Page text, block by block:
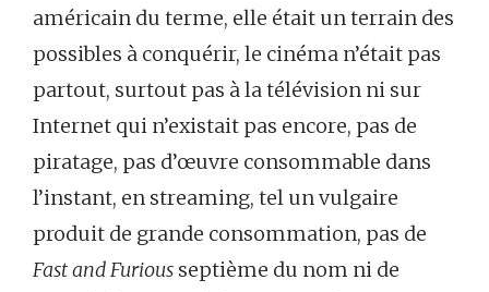
américain du terme, elle était un terrain des
possibles à conquérir, le cinéma n’était pas
partout, surtout pas à la télévision ni sur
Internet qui n’existait pas encore, pas de
piratage, pas d’œuvre consommable dans
l’instant, en streaming, tel un vulgaire
produit de grande consommation, pas de
Fast and Furious septième du nom ni de